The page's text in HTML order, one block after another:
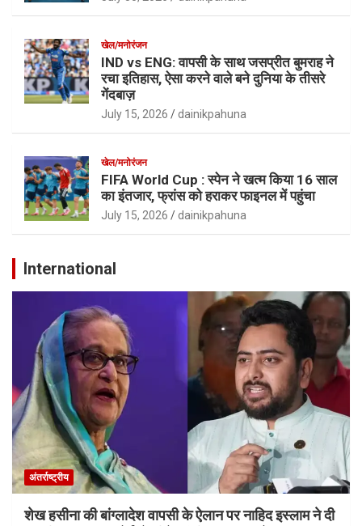
खेल/मनोरंजन
IND vs ENG: वापसी के साथ जसप्रीत बुमराह ने
रचा इतिहास, ऐसा करने वाले बने दुनिया के तीसरे
गेंदबाज़
July 15, 2026 dainikpahuna
खेल/मनोरंजन
FIFA World Cup : स्पेन ने खत्म किया 16 साल
का इंतजार, फ्रांस को हराकर फाइनल में पहुंचा
July 15, 2026 dainikpahuna
International
अंतर्राष्ट्रीय
शेख हसीना की बांग्लादेश वापसी के ऐलान पर नाहिद इस्लाम ने दी